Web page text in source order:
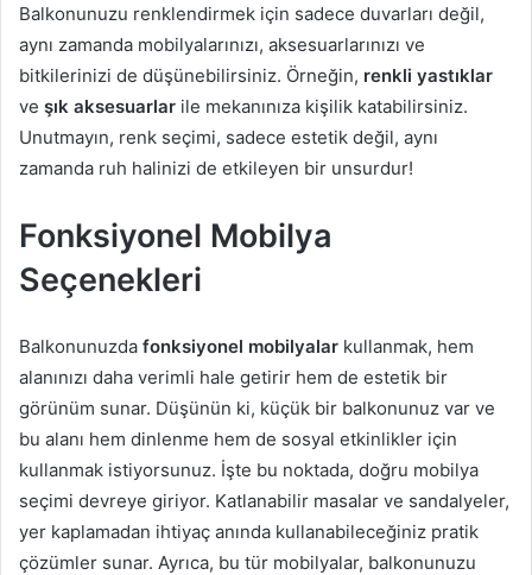
Balkonunuzu renklendirmek için sadece duvarları değil,
aynı zamanda mobilyalarınızı, aksesuarlarınızı ve
bitkilerinizi de düşünebilirsiniz. Örneğin, renkli yastıklar
ve şık aksesuarlar ile mekanınıza kişilik katabilirsiniz.
Unutmayın, renk seçimi, sadece estetik değil, aynı
zamanda ruh halinizi de etkileyen bir unsurdur!
Fonksiyonel Mobilya
Seçenekleri
Balkonunuzda fonksiyonel mobilyalar kullanmak, hem
alanınızı daha verimli hale getirir hem de estetik bir
görünüm sunar. Düşünün ki, küçük bir balkonunuz var ve
bu alanı hem dinlenme hem de sosyal etkinlikler için
kullanmak istiyorsunuz. İşte bu noktada, doğru mobilya
seçimi devreye giriyor. Katlanabilir masalar ve sandalyeler,
yer kaplamadan ihtiyaç anında kullanabileceğiniz pratik
çözümler sunar. Ayrıca, bu tür mobilyalar, balkonunuzu